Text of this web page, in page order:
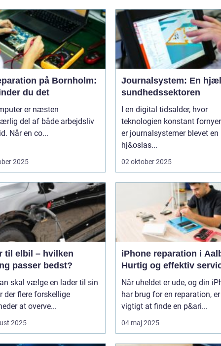
på Bornholm:
du det
er næsten
del af både arbejdsliv
Når en co...
2025
Journalsystem: En
sundhedssektoren
I en digital tidsalder, hvor
teknologien konstant
er journalsystemer blevet en
hj&oslas...
02 oktober 2025
til elbil – hvilken
passer bedst?
skal vælge en lader til sin
der flere forskellige
at overve...
2025
iPhone reparation i
Hurtig og effektiv
Når uheldet er ude, og din
har brug for en reparation,
vigtigt at finde en p&ari...
04 maj 2025